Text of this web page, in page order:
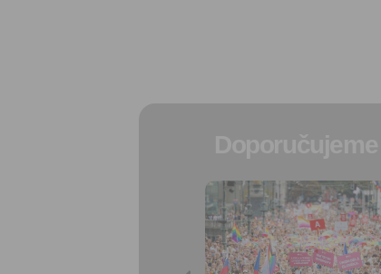
Přidat do
oblíbených
Sdílet:
Facebook